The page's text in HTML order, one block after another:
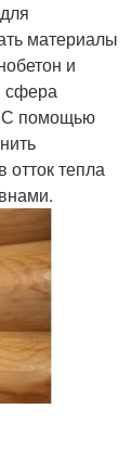
материалы
и
сфера
С помощью
тепла